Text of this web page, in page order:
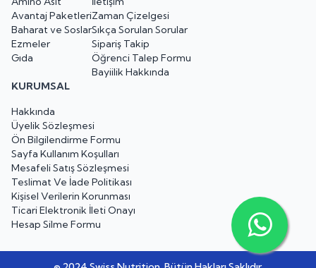
Avantaj Paketleri
Baharat ve Soslar
Ezmeler
Gıda
Zaman Çizelgesi
Sıkça Sorulan Sorular
Sipariş Takip
Öğrenci Talep Formu
Bayiilik Hakkında
KURUMSAL
Hakkında
Üyelik Sözleşmesi
Ön Bilgilendirme Formu
Sayfa Kullanım Koşulları
Mesafeli Satış Sözleşmesi
Teslimat Ve İade Politikası
Kişisel Verilerin Korunması
Ticari Elektronik İleti Onayı
Hesap Silme Formu